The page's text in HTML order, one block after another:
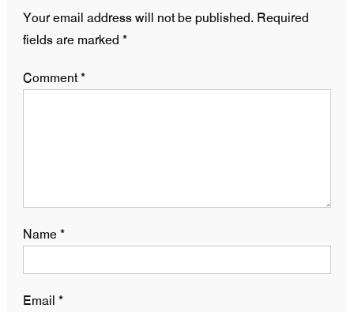
Your email address will not be published. Required
fields are marked *
Comment*
Name*
Email *